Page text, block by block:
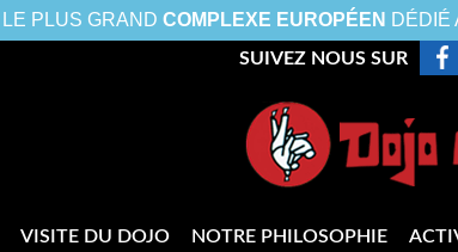
LE PLUS GRAND COMPLEXE EUROPÉEN DÉDIÉ
SUIVEZ NOUS SUR
VISITE DU DOJO NOTRE PHILOSOPHIE